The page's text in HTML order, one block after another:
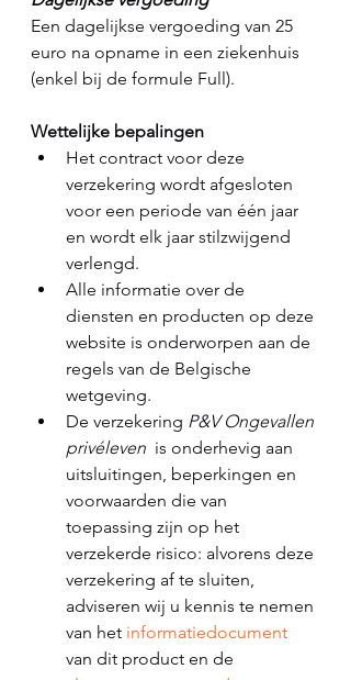
Een dagelijkse vergoeding van 25
euro na opname in een ziekenhuis
(enkel bij de formule Full).
Wettelijke bepalingen
Het contract voor deze
verzekering wordt afgesloten
voor een periode van één jaar
en wordt elk jaar stilzwijgend
verlengd.
Alle informatie over de
diensten en producten op deze
website is onderworpen aan de
regels van de Belgische
wetgeving.
De verzekering P&V Ongevallen
privéleven
  is onderhevig aan
uitsluitingen, beperkingen en
voorwaarden die van
toepassing zijn op het
verzekerde risico: alvorens deze
verzekering af te sluiten,
adviseren wij u kennis te nemen
van het informatiedocument
van dit product en de